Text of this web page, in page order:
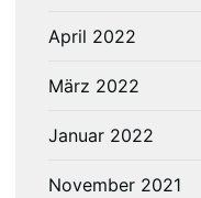
April 2022
März 2022
Januar 2022
November 2021